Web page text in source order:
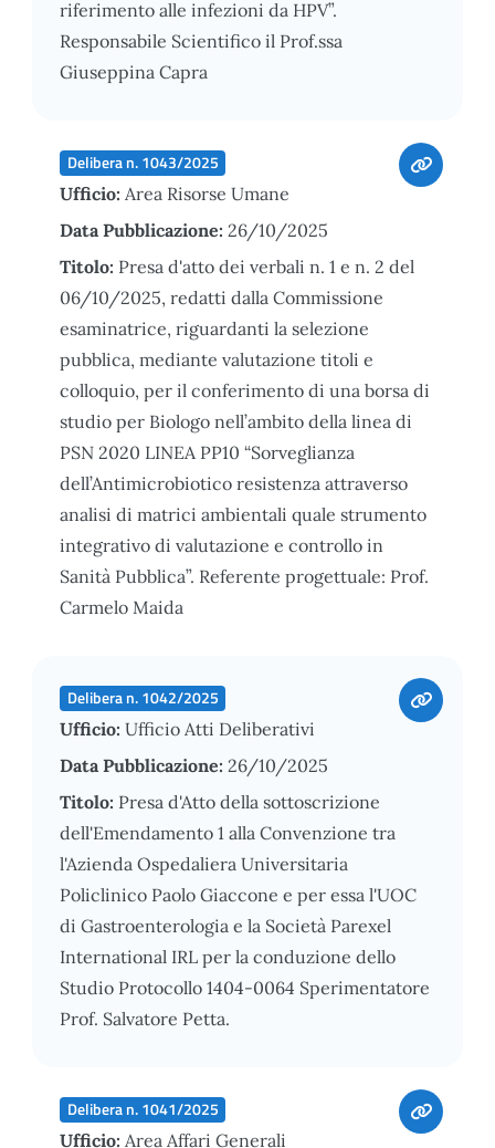
riferimento alle infezioni da HPV”.
Responsabile Scientifico il Prof.ssa
Giuseppina Capra
Delibera n. 1043/2025
Ufficio: Area Risorse Umane
Data Pubblicazione: 26/10/2025
Titolo: Presa d'atto dei verbali n. 1 e n. 2 del
06/10/2025, redatti dalla Commissione
esaminatrice, riguardanti la selezione
pubblica, mediante valutazione titoli e
colloquio, per il conferimento di una borsa di
studio per Biologo nell’ambito della linea di
PSN 2020 LINEA PP10 “Sorveglianza
dell’Antimicrobiotico resistenza attraverso
analisi di matrici ambientali quale strumento
integrativo di valutazione e controllo in
Sanità Pubblica”. Referente progettuale: Prof.
Carmelo Maida
Delibera n. 1042/2025
Ufficio: Ufficio Atti Deliberativi
Data Pubblicazione: 26/10/2025
Titolo: Presa d'Atto della sottoscrizione
dell'Emendamento 1 alla Convenzione tra
l'Azienda Ospedaliera Universitaria
Policlinico Paolo Giaccone e per essa l'UOC
di Gastroenterologia e la Società Parexel
International IRL per la conduzione dello
Studio Protocollo 1404-0064 Sperimentatore
Prof. Salvatore Petta.
Delibera n. 1041/2025
Ufficio: Area Affari Generali